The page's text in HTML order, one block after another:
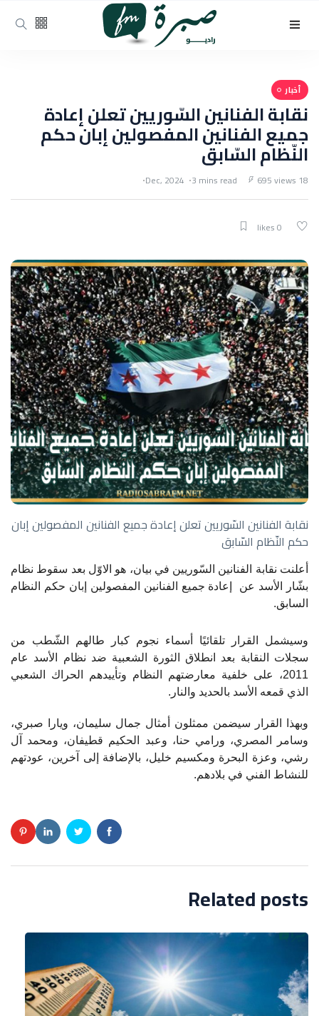
أخبار
نقابة الفنانين السّوريين تعلن إعادة
جميع الفنانين المفصولين إبان حكم
النّظام السّابق
18 Dec, 2024
3 mins read 695 views
نقابة الفنانين السّوريين تعلن إعادة جميع الفنانين المفصولين إبان
حكم النّظام السّابق
أعلنت نقابة الفنانين السّوريين في بيان، هو الاوّل بعد سقوط نظام
بشّار الأسد عن إعادة جميع الفنانين المفصولين إبان حكم النظام
السابق.
وسيشمل القرار تلقائيًا أسماء نجوم كبار طالهم الشّطب من
سجلات النقابة بعد انطلاق الثورة الشعبية ضد نظام الأسد عام
2011، على خلفية معارضتهم النظام وتأييدهم الحراك الشعبي
الذي قمعه الأسد بالحديد والنار.
وبهذا القرار سيضمن ممثلون أمثال جمال سليمان، ويارا صبري،
وسامر المصري، ورامي حنا، وعبد الحكيم قطيفان، ومحمد آل
رشي، وعزة البحرة ومكسيم خليل، بالإضافة إلى آخرين، عودتهم
للنشاط الفني في بلادهم.
Related posts